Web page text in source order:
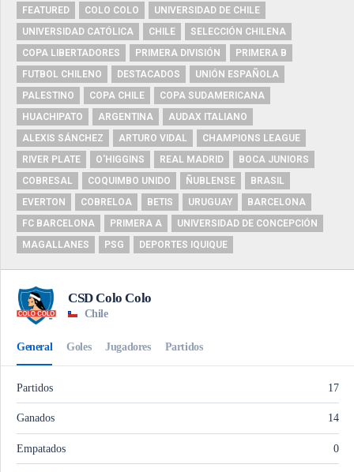
FEATURED COLO COLO
UNIVERSIDAD DE CHILE
UNIVERSIDAD CATÓLICA
CHILE
SELECCIÓN CHILENA
COPA LIBERTADORES
PRIMERA DIVISIÓN
PRIMERA B
FUTBOL CHILENO
DESTACADOS
UNIÓN ESPAÑOLA
PALESTINO
COPA CHILE
COPA SUDAMERICANA
HUACHIPATO
ARGENTINA
AUDAX ITALIANO
ALEXIS SÁNCHEZ
ARTURO VIDAL
CHAMPIONS LEAGUE
RIVER PLATE
O'HIGGINS REAL MADRID
BOCA JUNIORS
COBRESAL
COQUIMBO UNIDO ÑUBLENSE
BRASIL
EVERTON
COBRELOA BETIS URUGUAY
BARCELONA
FC BARCELONA
PRIMERA A
UNIVERSIDAD DE CONCEPCIÓN
MAGALLANES
PSG DEPORTES IQUIQUE